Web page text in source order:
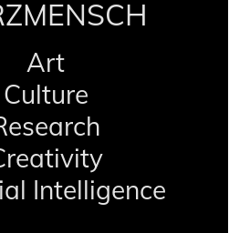
Art
Culture
Intelligence